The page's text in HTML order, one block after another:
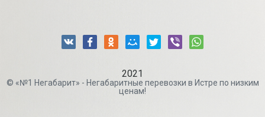
2021
© «№1 Негабарит» - Негабаритные перевозки в Истре по низким
ценам!